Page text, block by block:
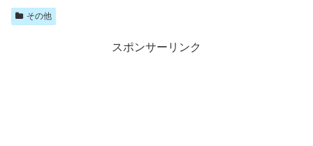
その他
スポンサーリンク